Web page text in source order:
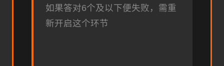
如果答对6个及以下便失败，需重
新开启这个环节